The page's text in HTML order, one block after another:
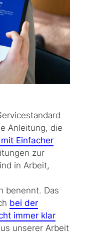
Anleitung, die
Einfacher
zur
in Arbeit,
benennt. Das
bei der
immer klar
unserer Arbeit